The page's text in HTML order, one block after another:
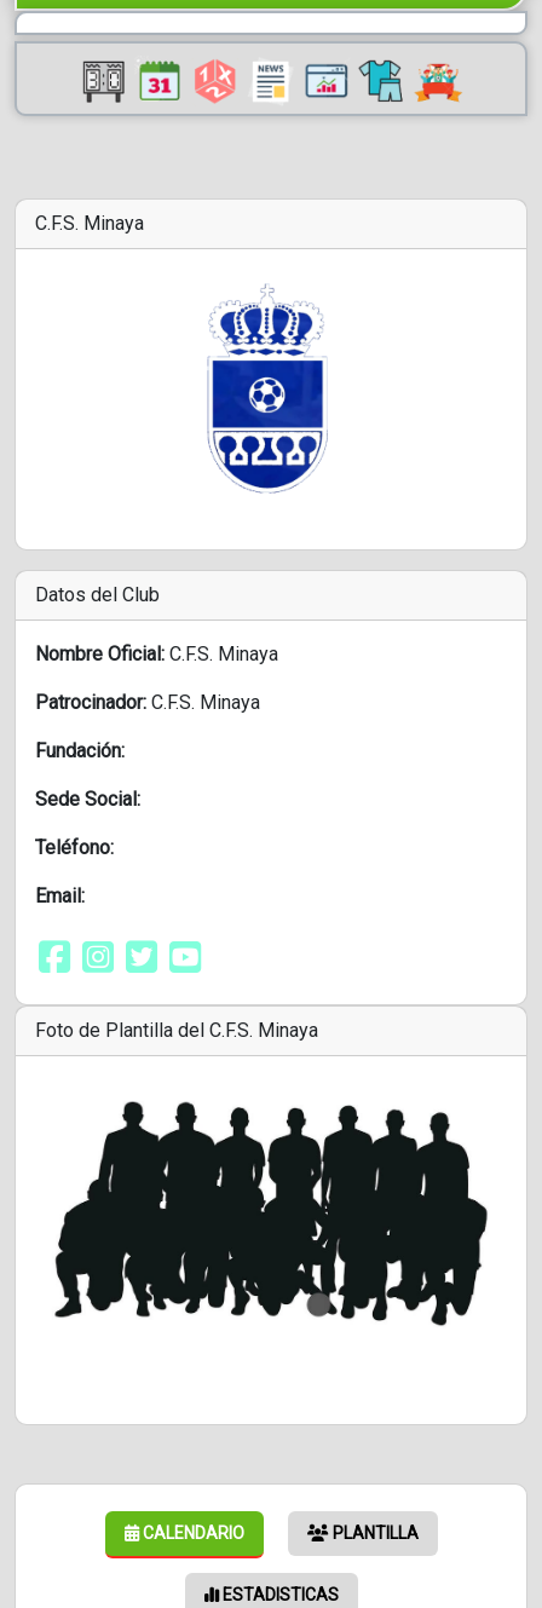
C.F.S. Minaya
Datos del Club
Nombre Oficial: C.F.S. Minaya
Patrocinador: C.F.S. Minaya
Fundación:
Sede Social:
Teléfono:
Email:
Foto de Plantilla del C.F.S. Minaya
CALENDARIO PLANTILLA
ESTADISTICAS